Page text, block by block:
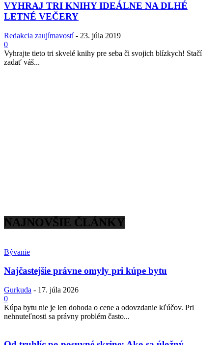
VYHRAJ TRI KNIHY IDEÁLNE NA DLHÉ
LETNÉ VEČERY
Redakcia zaujímavostí - 23. júla 2019
0
Vyhrajte tieto tri skvelé knihy pre seba či svojich blízkych! Stačí
zadať váš...
NAJNOVŠIE ČLÁNKY
Bývanie
Najčastejšie právne omyly pri kúpe bytu
Gurkuda - 17. júla 2026
0
Kúpa bytu nie je len dohoda o cene a odovzdanie kľúčov. Pri
nehnuteľnosti sa právny problém často...